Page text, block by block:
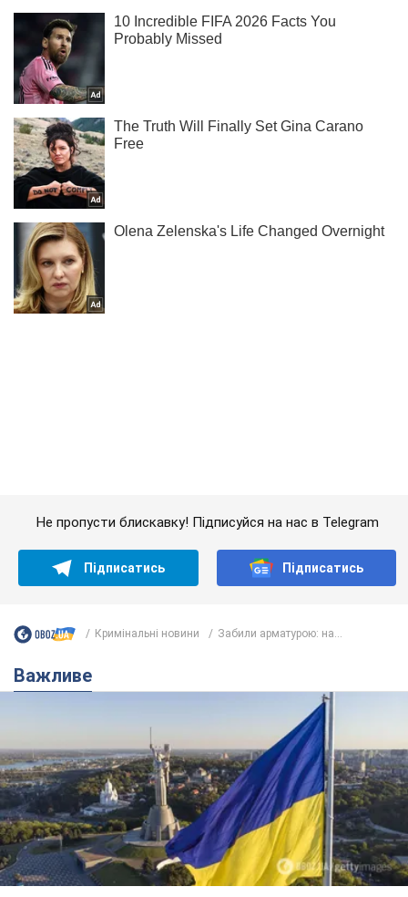
Якою була оригінальна версія гімну України та
чому її боялася Російська імперія: про це не
розповідають у школі
Державним символом є тільки перший куплет та приспів пісні
8 годин тому 37,9 т.
Олександру Пономарьову – 53: що